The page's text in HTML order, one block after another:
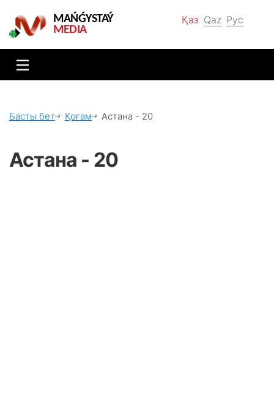
Қаз Qaz Рус
MAŃǴYSTAÝ
MEDIA
Басты бет Қоғам Астана - 20
Астана - 20